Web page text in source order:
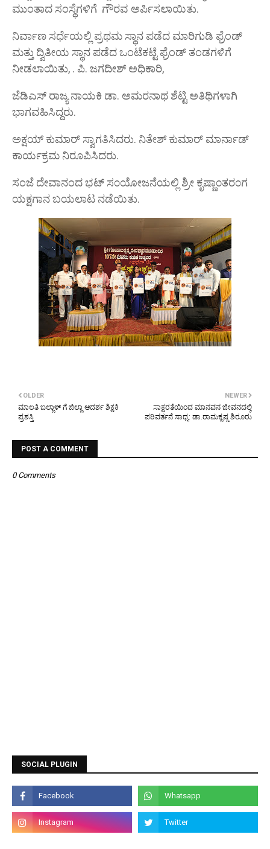
ಮುಂತಾದ ಸಂಸ್ಥೆಗಳಿಗೆ ಗೌರವ ಅರ್ಪಿಸಲಾಯಿತು.
ನಿರ್ವಾಣ ಸರ್ಧೆಯಲ್ಲಿ ಪ್ರಥಮ ಸ್ಥಾನ ಪಡೆದ ಮಾರಿಗುಡಿ ಫ್ರೆಂಡ್
ಮತ್ತು ದ್ವಿತೀಯ ಸ್ಥಾನ ಪಡೆದ ಒಂಟೆಕಟ್ಟೆ ಫ್ರೆಂಡ್ ತಂಡಗಳಿಗೆ
ನೀಡಲಾಯಿತು, . ಪಿ. ಜಗದೀಶ್ ಅಧಿಕಾರಿ,
ಜೆಡಿಎಸ್‌ ರಾಜ್ಯ ನಾಯಕಿ ಡಾ. ಅಮರನಾಥ ಶೆಟ್ಟಿ ಅತಿಥಿಗಳಾಗಿ
ಭಾಗವಹಿಸಿದ್ದರು.
ಅಕ್ಷಯ್ ಕುಮಾ‌ರ್ ಸ್ವಾಗತಿಸಿದರು. ನಿತೇಶ್‌ ಕುಮಾರ್ ಮಾರ್ನಾಡ್
ಕಾರ್ಯಕ್ರಮ ನಿರೂಪಿಸಿದರು.
ಸಂಜೆ ದೇವಾನಂದ ಭಟ್ ಸ೦ಯೋಜನೆಯಲ್ಲಿ ಶ್ರೀ ಕೃಷ್ಣಾ೦ತರ೦ಗ
ಯಕ್ಷಗಾನ ಬಯಲಾಟ ನಡೆಯಿತು.
NEWER
ಸಾಕ್ಷರತೆಯಿಂದ ಮಾನವನ ಜೀವನದಲ್ಲಿ
ಪರಿವರ್ತನೆ ಸಾಧ್ಯ: ಡಾ.ರಾಮಕೃಷ್ಣ ಶಿರೂರು
OLDER
ಮಾಲತಿ ಬಲ್ಲಾಳ್ ಗೆ ಜಿಲ್ಲಾ ಆದರ್ಶ ಶಿಕ್ಷಕಿ
ಪ್ರಶಸ್ತಿ
POST A COMMENT
0 Comments
SOCIAL PLUGIN